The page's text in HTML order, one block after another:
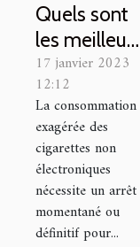
Quels sont
les meilleurs
e-liquide à
choisir pour
votre
cigarette
électronique
?
17 janvier 2023
12:12
La consommation
exagérée des
cigarettes non
électroniques
nécessite un arrêt
momentané ou
définitif pour...